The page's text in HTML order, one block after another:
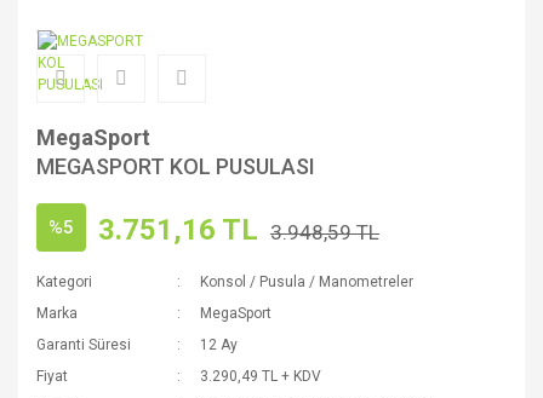
MegaSport
MEGASPORT KOL PUSULASI
%5 3.751,16 TL 3.948,59 TL
Kategori
Konsol / Pusula / Manometreler
Marka
MegaSport
Garanti Süresi
12 Ay
Fiyat
3.290,49 TL + KDV